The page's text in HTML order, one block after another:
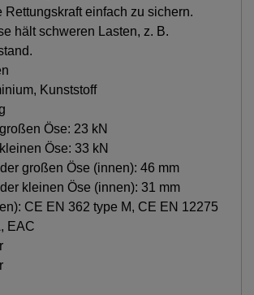
Rettungskraft einfach zu sichern.
hält schweren Lasten, z. B.
Kunststoff
Öse: 23 kN
Öse: 33 kN
großen Öse (innen): 46 mm
kleinen Öse (innen): 31 mm
CE EN 362 type M, CE EN 12275
EAC